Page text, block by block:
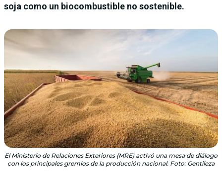
soja como un biocombustible no sostenible.
El Ministerio de Relaciones Exteriores (MRE) activó una mesa de diálogo
con los principales gremios de la producción nacional. Foto: Gentileza